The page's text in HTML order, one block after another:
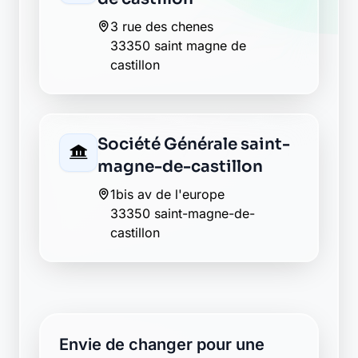
3 rue des chenes
33350 saint magne de
castillon
Société Générale saint-
magne-de-castillon
1bis av de l'europe
33350 saint-magne-de-
castillon
Envie de changer pour une